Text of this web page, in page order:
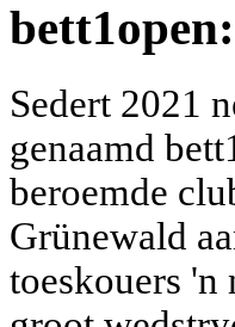
Sedert 2021
genaamd
beroemde
Grünewald
toeskouers 'n